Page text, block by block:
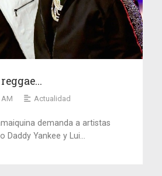
AM Actualidad
demanda a artistas
Yankee y Lui...